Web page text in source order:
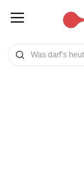
Was wollen Sie suchen
Suchen